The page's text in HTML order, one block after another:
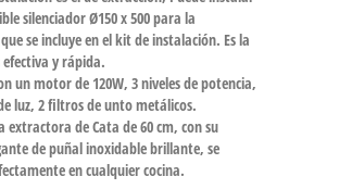
silenciador Ø150 x 500 para la
se incluye en el kit de instalación. Es la
y rápida.
un motor de 120W, 3 niveles de potencia,
luz, 2 filtros de unto metálicos.
extractora de Cata de 60 cm, con su
de puñal inoxidable brillante, se
en cualquier cocina.